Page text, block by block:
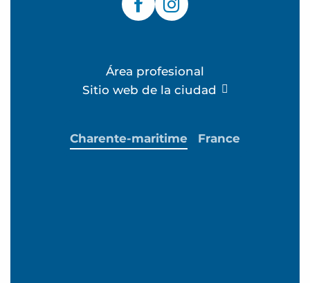
Área profesional
Sitio web de la ciudad
Charente-maritime France